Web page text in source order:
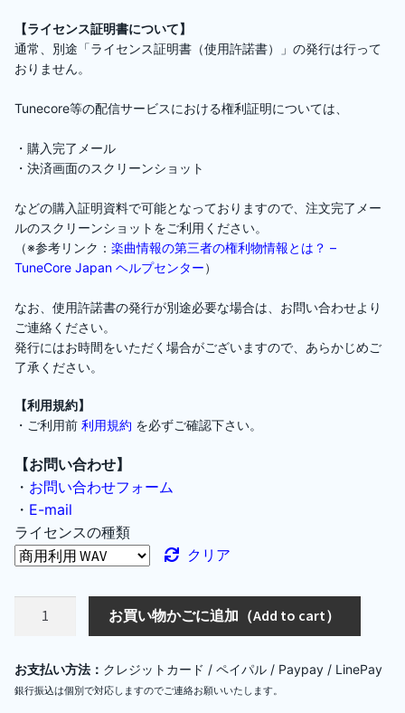
【ライセンス証明書について】
通常、別途「ライセンス証明書（使用許諾書）」の発行は行って
おりません。
Tunecore等の配信サービスにおける権利証明については、
・購入完了メール
・決済画面のスクリーンショット
などの購入証明資料で可能となっておりますので、注文完了メー
ルのスクリーンショットをご利用ください。
（※参考リンク： 楽曲情報の第三者の権利物情報とは？ –
TuneCore Japan ヘルプセンター）
なお、使用許諾書の発行が別途必要な場合は、お問い合わせより
ご連絡ください。
発行にはお時間をいただく場合がございますので、あらかじめご
了承ください。
【利用規約】
・ご利用前 利用規約 を必ずご確認下さい。
【お問い合わせ】
・ お問い合わせフォーム
・ E-mail
ライセンスの種類
クリア
ー
ト
お買い物かごに追加（Add to cart）
お支払い方法： クレジットカード / ペイパル / Paypay / LinePay
銀行振込は個別で対応しますのでご連絡お願いいたします。